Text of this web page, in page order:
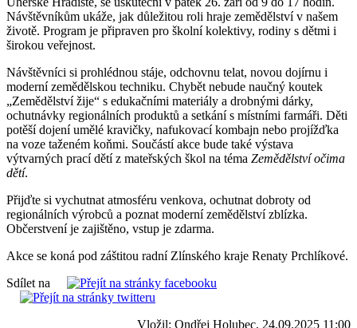
Návštěvníkům ukáže, jak důležitou roli hraje zemědělství v našem
životě. Program je připraven pro školní kolektivy, rodiny s dětmi i
širokou veřejnost.
Návštěvníci si prohlédnou stáje, odchovnu telat, novou dojírnu i
moderní zemědělskou techniku. Chybět nebude naučný koutek
„Zemědělství žije“ s edukačními materiály a drobnými dárky,
ochutnávky regionálních produktů a setkání s místními farmáři. Děti
potěší dojení umělé kravičky, nafukovací kombajn nebo projížďka
na voze taženém koňmi. Součástí akce bude také výstava
výtvarných prací dětí z mateřských škol na téma Zemědělství očima
dětí.
Přijďte si vychutnat atmosféru venkova, ochutnat dobroty od
regionálních výrobců a poznat moderní zemědělství zblízka.
Občerstvení je zajištěno, vstup je zdarma.
Akce se koná pod záštitou radní Zlínského kraje Renaty Prchlíkové.
Sdílet na
Vložil: Ondřej Holubec, 24.09.2025 11:00